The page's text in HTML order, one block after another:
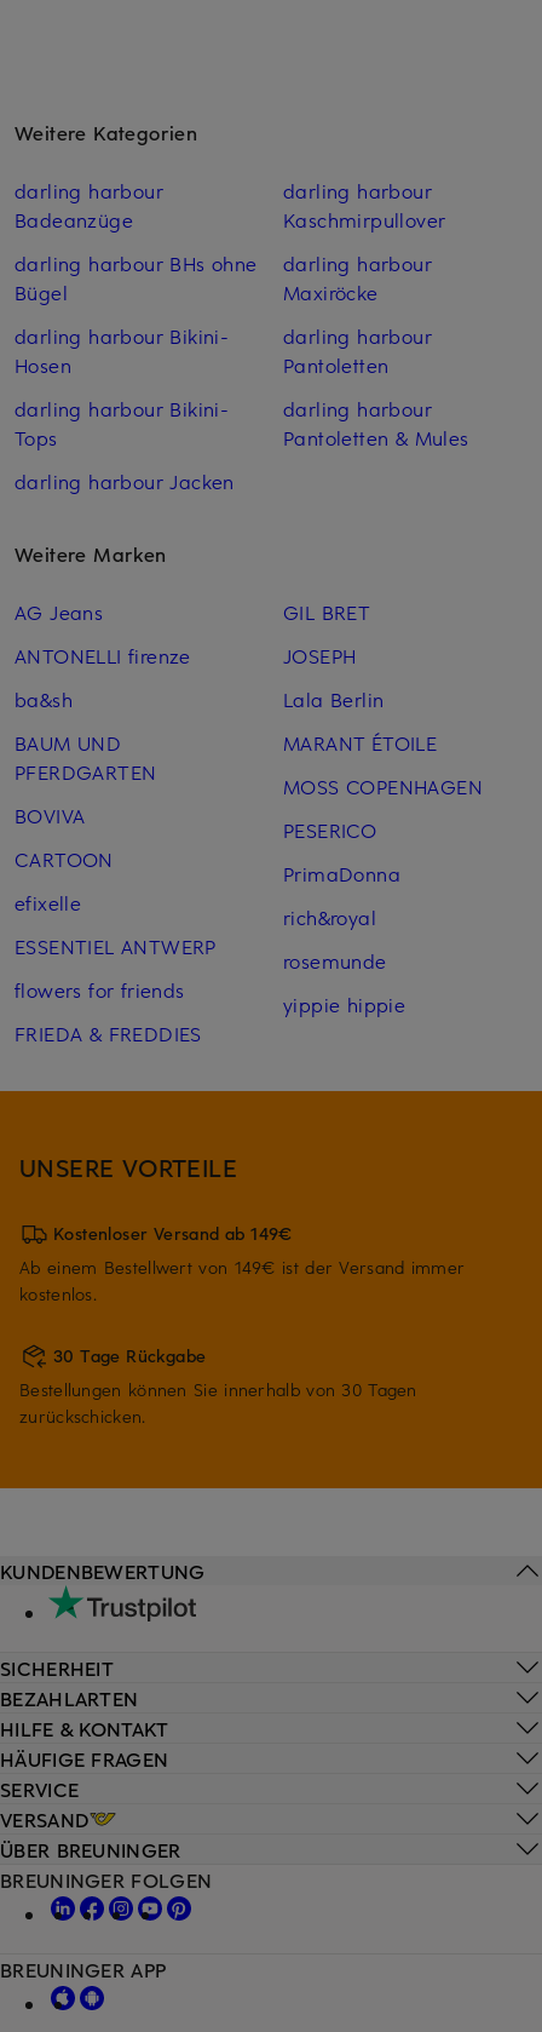
Weitere Kategorien
darling harbour
Badeanzüge
darling harbour BHs ohne
Bügel
darling harbour Bikini-
Hosen
darling harbour Bikini-
Tops
darling harbour Jacken
darling harbour
Kaschmirpullover
darling harbour
Maxiröcke
darling harbour
Pantoletten
darling harbour
Pantoletten & Mules
Weitere Marken
AG Jeans
ANTONELLI firenze
ba&sh
BAUM UND
PFERDGARTEN
BOVIVA
CARTOON
efixelle
ESSENTIEL ANTWERP
flowers for friends
FRIEDA & FREDDIES
GIL BRET
JOSEPH
Lala Berlin
MARANT ÉTOILE
MOSS COPENHAGEN
PESERICO
PrimaDonna
rich&royal
rosemunde
yippie hippie
UNSERE VORTEILE
Kostenloser Versand ab 149€
Ab einem Bestellwert von 149€ ist der Versand immer
kostenlos.
30 Tage Rückgabe
Bestellungen können Sie innerhalb von 30 Tagen
zurückschicken.
HILFE & KONTAKT
HÄUFIGE FRAGEN
SERVICE
VERSAND
KUNDENBEWERTUNG
SICHERHEIT
BEZAHLARTEN
ÜBER BREUNINGER
BREUNINGER FOLGEN
BREUNINGER APP